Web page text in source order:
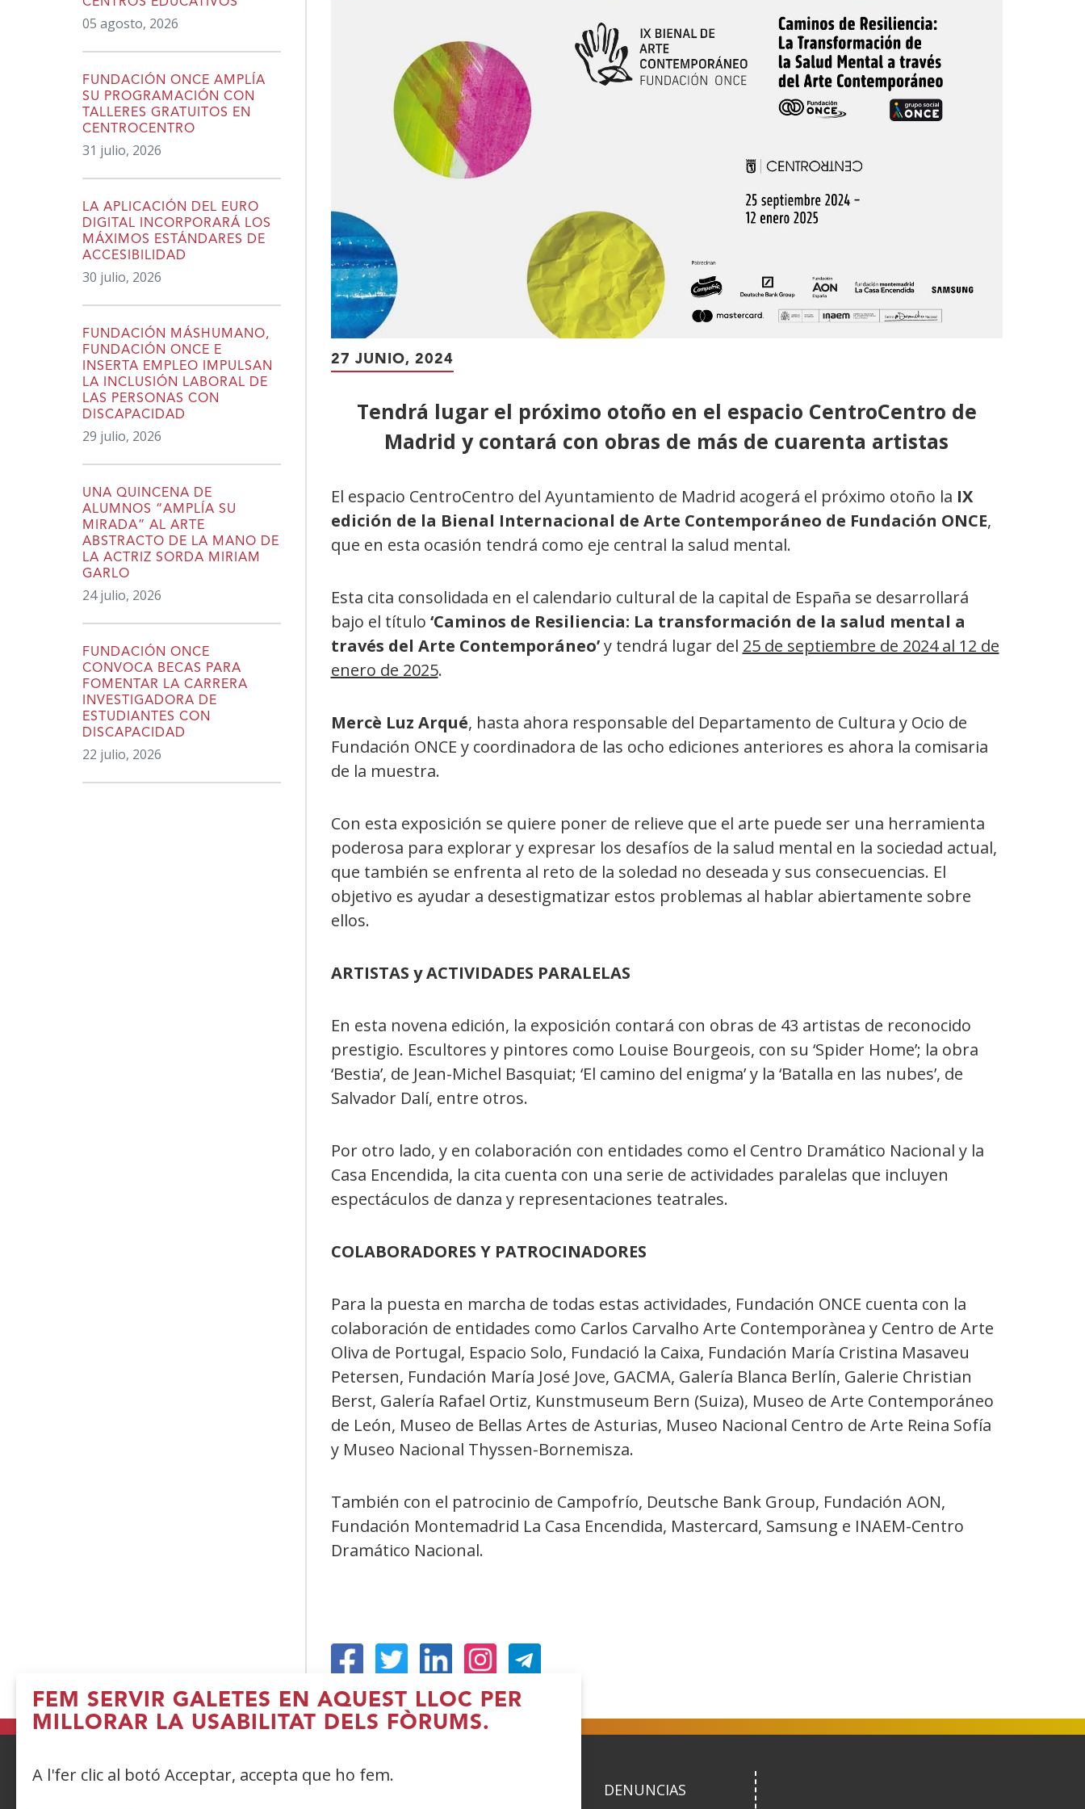
FEM SERVIR GALETES EN AQUEST LLOC PER
MILLORAR LA USABILITAT DELS FÒRUMS.
A l'fer clic al botó Acceptar, accepta que ho fem.
27 JUNIO, 2024
Tendrá lugar el próximo otoño en el espacio CentroCentro de
Madrid y contará con obras de más de cuarenta artistas
El espacio CentroCentro del Ayuntamiento de Madrid acogerá el próximo otoño la IX
edición de la Bienal Internacional de Arte Contemporáneo de Fundación ONCE,
que en esta ocasión tendrá como eje central la salud mental.
Esta cita consolidada en el calendario cultural de la capital de España se desarrollará
bajo el título ‘Caminos de Resiliencia: La transformación de la salud mental a
través del Arte Contemporáneo’y tendrá lugar del 25 de septiembre de 2024 al 12 de
enero de 2025.
Mercè Luz Arqué, hasta ahora responsable del Departamento de Cultura y Ocio de
Fundación ONCE y coordinadora de las ocho ediciones anteriores es ahora la comisaria
de la muestra.
Con esta exposición se quiere poner de relieve que el arte puede ser una herramienta
poderosa para explorar y expresar los desafíos de la salud mental en la sociedad actual,
que también se enfrenta al reto de la soledad no deseada y sus consecuencias. El
objetivo es ayudar a desestigmatizar estos problemas al hablar abiertamente sobre
ellos.
ARTISTAS y ACTIVIDADES PARALELAS
En esta novena edición, la exposición contará con obras de 43 artistas de reconocido
prestigio. Escultores y pintores como Louise Bourgeois, con su ‘Spider Home’; la obra
‘Bestia’, de Jean-Michel Basquiat; ‘El camino del enigma’ y la ‘Batalla en las nubes’, de
Salvador Dalí, entre otros.
Por otro lado, y en colaboración con entidades como el Centro Dramático Nacional y la
Casa Encendida, la cita cuenta con una serie de actividades paralelas que incluyen
espectáculos de danza y representaciones teatrales.
COLABORADORES Y PATROCINADORES
Para la puesta en marcha de todas estas actividades, Fundación ONCE cuenta con la
colaboración de entidades como Carlos Carvalho Arte Contemporànea y Centro de Arte
Oliva de Portugal, Espacio Solo, Fundació la Caixa, Fundación María Cristina Masaveu
Petersen, Fundación María José Jove, GACMA, Galería Blanca Berlín, Galerie Christian
Berst, Galería Rafael Ortiz, Kunstmuseum Bern (Suiza), Museo de Arte Contemporáneo
de León, Museo de Bellas Artes de Asturias, Museo Nacional Centro de Arte Reina Sofía
y Museo Nacional Thyssen-Bornemisza.
También con el patrocinio de Campofrío, Deutsche Bank Group, Fundación AON,
Fundación Montemadrid La Casa Encendida, Mastercard, Samsung e INAEM-Centro
Dramático Nacional.
(Obre
en
una
nova)
(Obre
en
una
nova)
(Obre
en
una
(Obre
en
una
05 agosto, 2026
FUNDACIÓN ONCE AMPLÍA
SU PROGRAMACIÓN CON
TALLERES GRATUITOS EN
CENTROCENTRO
31 julio, 2026
LA APLICACIÓN DEL EURO
DIGITAL INCORPORARÁ LOS
MÁXIMOS ESTÁNDARES DE
ACCESIBILIDAD
30 julio, 2026
FUNDACIÓN MÁSHUMANO,
FUNDACIÓN ONCE E
INSERTA EMPLEO IMPULSAN
LA INCLUSIÓN LABORAL DE
LAS PERSONAS CON
DISCAPACIDAD
29 julio, 2026
UNA QUINCENA DE
ALUMNOS “AMPLÍA SU
MIRADA” AL ARTE
ABSTRACTO DE LA MANO DE
LA ACTRIZ SORDA MIRIAM
GARLO
24 julio, 2026
FUNDACIÓN ONCE
CONVOCA BECAS PARA
FOMENTAR LA CARRERA
INVESTIGADORA DE
ESTUDIANTES CON
DISCAPACIDAD
22 julio, 2026
AVISO LEGAL DENUNCIAS